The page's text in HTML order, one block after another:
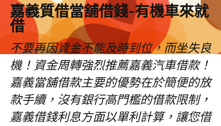
嘉義質借當舖借錢-有機車來就
借
不要再因資金不能及時到位，而坐失良
機！資金周轉強烈推薦嘉義汽車借款！
嘉義當舖借款主要的優勢在於簡便的放
款手續，沒有銀行高門檻的借款限制，
嘉義借錢利息方面以單利計算，讓您借